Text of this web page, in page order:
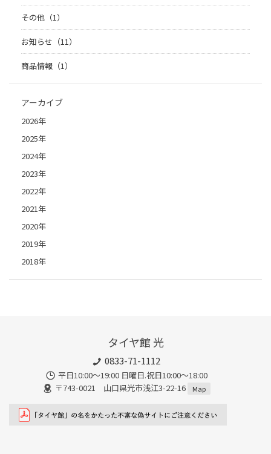
その他（1）
お知らせ（11）
商品情報（1）
アーカイブ
2026年
2025年
2024年
2023年
2022年
2021年
2020年
2019年
2018年
タイヤ館 光
0833-71-1112
平日10:00〜19:00 日曜日.祝日10:00〜18:00
〒743-0021 山口県光市浅江3-22-16
Map